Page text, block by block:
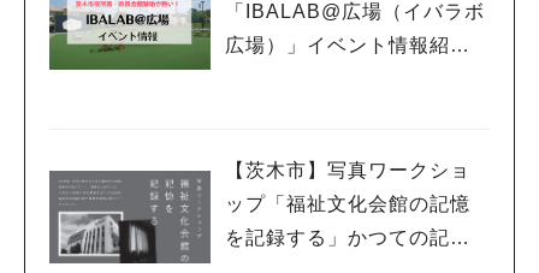
「IBALAB@広場（イバラボ
広場）」イベント情報紹
【茨木市】写真ワークショ
ップ「福祉文化会館の記憶
を記録する」かつての記憶